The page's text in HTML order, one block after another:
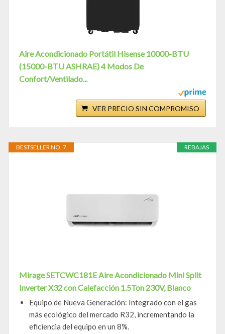
Aire Acondicionado Portátil Hisense 10000-BTU
(15000-BTU ASHRAE) 4 Modos De
Confort/Ventilado...
VER PRECIO SIN COMPROMISO
REBAJAS
BESTSELLER NO. 7
Mirage SETCWC181E Aire Acondicionado Mini Split
Inverter X32 con Calefacción 1.5Ton 230V, Blanco
Equipo de Nueva Generación: Integrado con el gas
más ecológico del mercado R32, incrementando la
eficiencia del equipo en un 8%.